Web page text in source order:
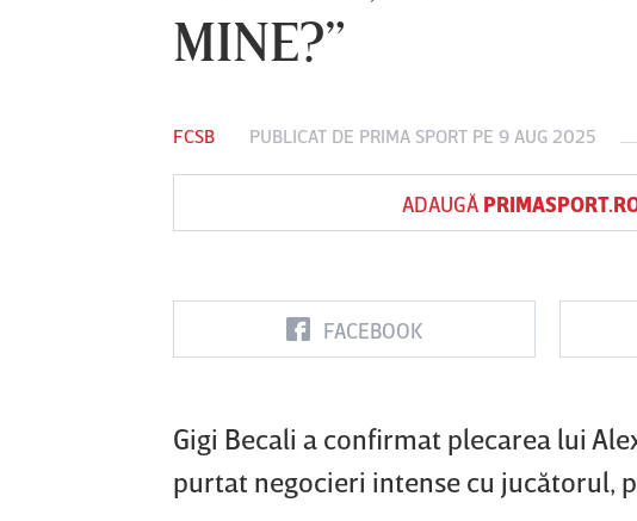
MINE?”
FCSB PUBLICAT DE PRIMA SPORT PE 9 AUG 2025
ADAUGĂ
FACEBOOK
Gigi Becali a confirmat plecarea lui
purtat negocieri intense cu jucătorul,
FC Botoşani
Corvinul
Sepsi OSK Sf
Gheorghe